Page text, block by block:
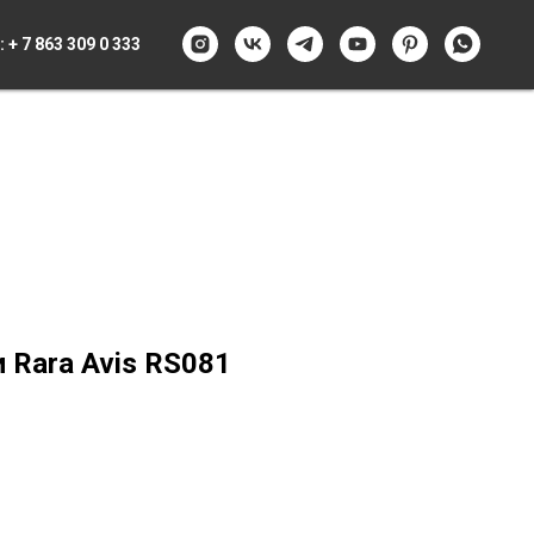
+ 7 863 309 0 333
Avis RS081